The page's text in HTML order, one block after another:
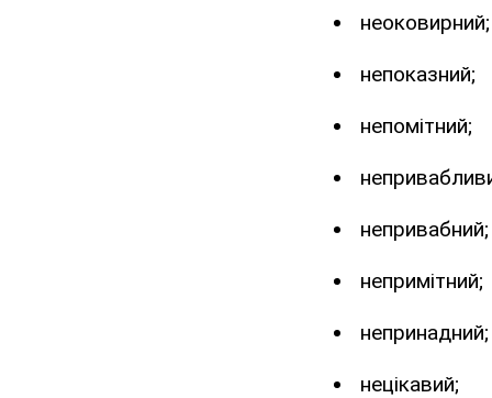
неоковирний;
непоказний;
непомітний;
непривабний;
непримітний;
непринадний;
нецікавий;